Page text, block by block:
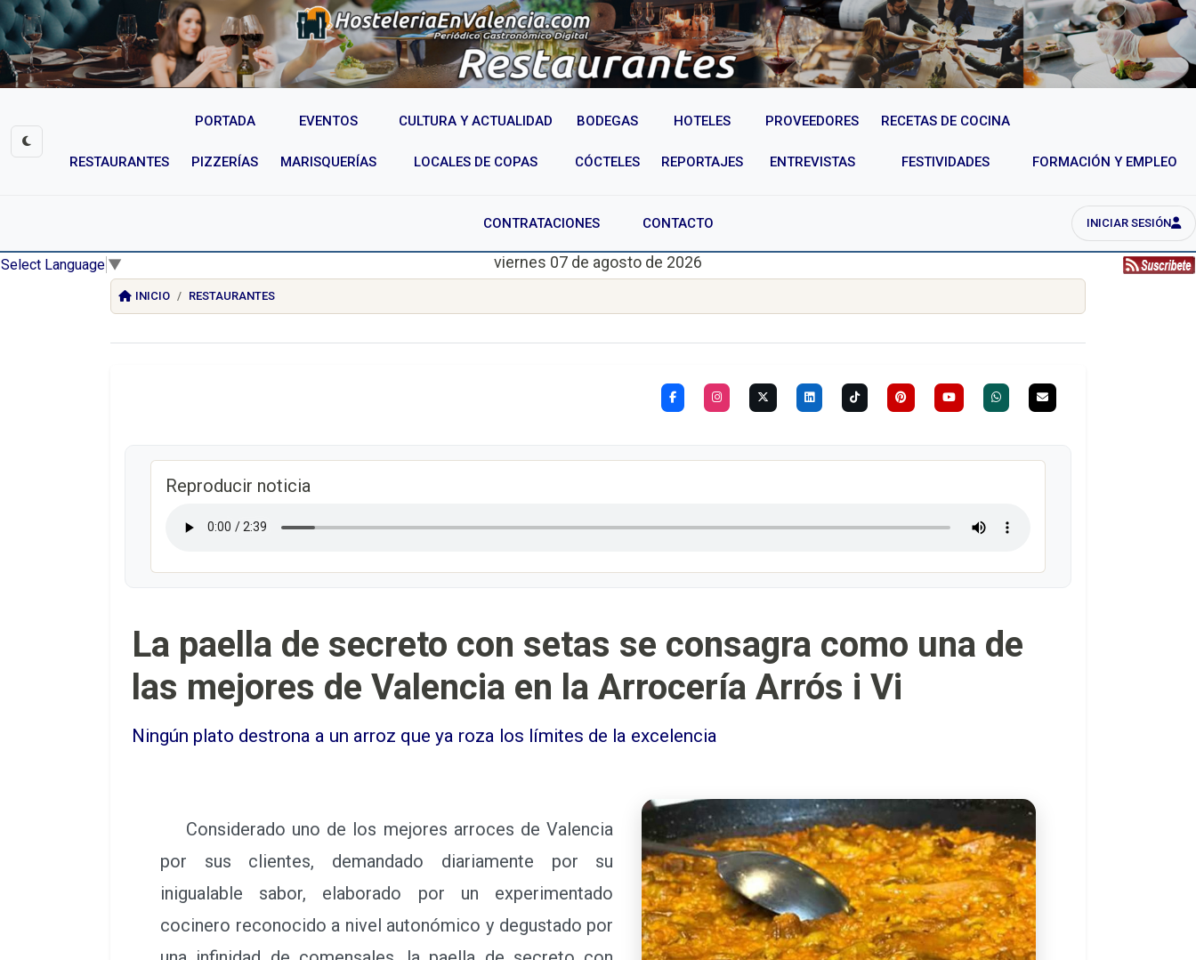
PORTADA EVENTOS CULTURA Y ACTUALIDAD BODEGAS HOTELES PROVEEDORES RECETAS DE COCINA
RESTAURANTES PIZZERÍAS MARISQUERÍAS LOCALES DE COPAS CÓCTELES REPORTAJES ENTREVISTAS FESTIVIDADES FORMACIÓN Y EMPLEO
CONTRATACIONES CONTACTO INICIAR SESIÓN
Select Language ▼ viernes 07 de agosto de 2026
INICIO RESTAURANTES
Reproducir noticia
La paella de secreto con setas se consagra como una de
las mejores de Valencia en la Arrocería Arrós i Vi
Ningún plato destrona a un arroz que ya roza los límites de la excelencia
Considerado uno de los mejores arroces de Valencia
por sus clientes, demandado diariamente por su
inigualable sabor, elaborado por un experimentado
cocinero reconocido a nivel autonómico y degustado por